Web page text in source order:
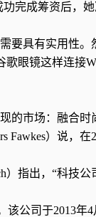
完成筹资后，
要具有实用性
歌眼镜这样连
的市场：融合时
Fawkes）说，
）指出，“科技
公司于2013年4